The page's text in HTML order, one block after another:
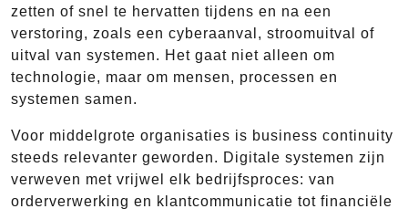
zetten of snel te hervatten tijdens en na een
verstoring, zoals een cyberaanval, stroomuitval of
uitval van systemen. Het gaat niet alleen om
technologie, maar om mensen, processen en
systemen samen.
Voor middelgrote organisaties is business continuity
steeds relevanter geworden. Digitale systemen zijn
verweven met vrijwel elk bedrijfsproces: van
orderverwerking en klantcommunicatie tot financiële